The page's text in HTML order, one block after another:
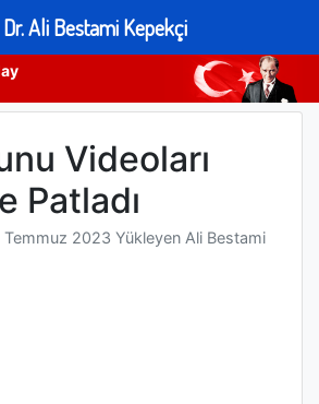
Videoları
Patladı
Temmuz 2023 Yükleyen Ali Bestami
Dr. Ali Bestami Kepekçi